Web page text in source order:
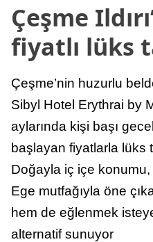
Çeşme
fiyatlı lüks
Çeşme’nin huzurlu
Sibyl Hotel Erythrai by
aylarında kişi başı
başlayan fiyatlarla lüks
Doğayla iç içe
Ege mutfağıyla öne
hem de eğlenmek
alternatif sunuyor